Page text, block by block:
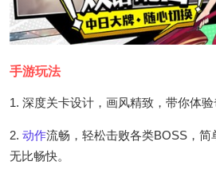
手游玩法
1. 深度关卡设计，画风精致，带你体验
2. 动作流畅，轻松击败各类BOSS，
无比畅快。